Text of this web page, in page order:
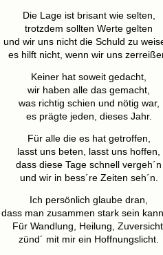
Die Lage ist brisant wie selten,
trotzdem sollten Werte gelten
und wir uns nicht die Schuld zu
es hilft nicht, wenn wir uns
Keiner hat soweit gedacht,
wir haben alle das gemacht,
was richtig schien und nötig war,
es prägte jeden, dieses Jahr.
Für alle die es hat getroffen,
lasst uns beten, lasst uns hoffen,
dass diese Tage schnell vergeh´n
und wir in bess´re Zeiten seh´n.
Ich persönlich glaube dran,
dass man zusammen stark sein
Für Wandlung, Heilung,
zünd´ mit mir ein Hoffnungslicht.